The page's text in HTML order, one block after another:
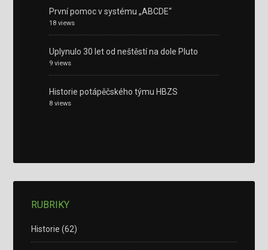
První pomoc v systému „ABCDE“
18 views
Uplynulo 30 let od neštěstí na dole Pluto
9 views
Historie potápěčského týmu HBZS
8 views
RUBRIKY
Historie (62)